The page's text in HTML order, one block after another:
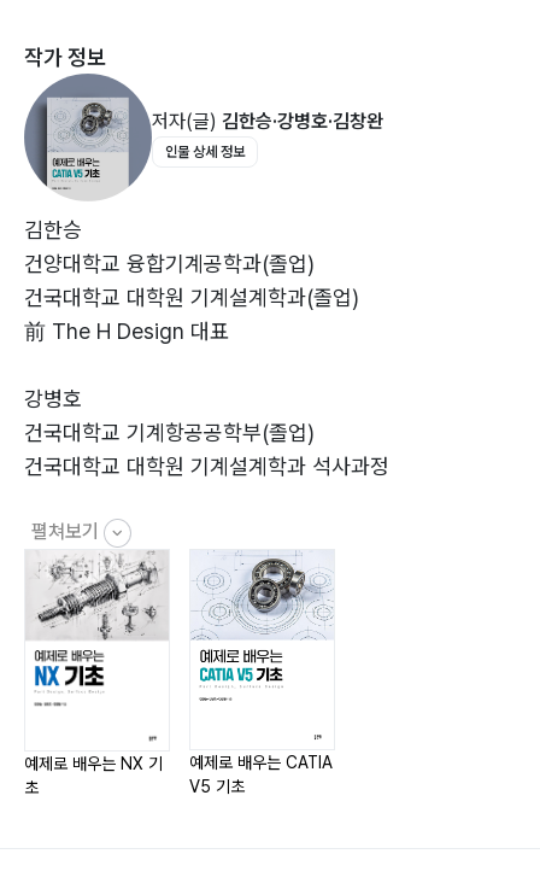
4) Extrude, Sweep 166
5) Revolve 190
작가 정보
저자(글) 김한승·강병호·김창완
인물 상세 정보
김한승
건양대학교 융합기계공학과(졸업)
건국대학교 대학원 기계설계학과(졸업)
前 The H Design 대표
강병호
건국대학교 기계항공공학부(졸업)
건국대학교 대학원 기계설계학과 석사과정
김창완
건국대학교 기계항공공학부 교수
펼쳐보기
예제로 배우는 NX 기
초
예제로 배우는 CATIA
V5 기초